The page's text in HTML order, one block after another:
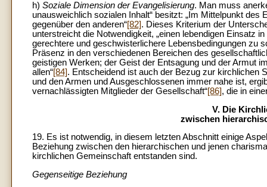
h) Soziale Dimension der Evangelisierung. Man muss
unausweichlich sozialen Inhalt“ besitzt: „Im Mittelpunkt
gegenüber den anderen“[82]. Dieses Kriterium der
unterstreicht die Notwendigkeit, „einen lebendigen Einsatz
gerechtere und geschwisterlichere Lebensbedingungen zu
Präsenz in den verschiedenen Bereichen des
geistigen Werken; der Geist der Entsagung und der Armut
allen“[84]. Entscheidend ist auch der Bezug zur kirchlichen
und den Armen und Ausgeschlossenen immer nahe ist,
vernachlässigten Mitglieder der Gesellschaft“[86], die in
V. Die
zwischen
19. Es ist notwendig, in diesem letzten Abschnitt einige
Beziehung zwischen den hierarchischen und jenen
kirchlichen Gemeinschaft entstanden sind.
Gegenseitige Beziehung